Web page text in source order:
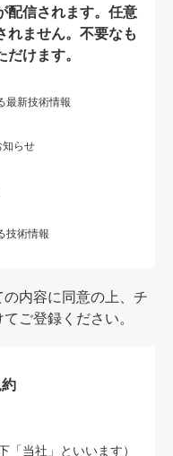
配信されます。任意
れません。不要なも
けます。
最新技術情報
らせ
技術情報
内容に同意の上、チ
ご登録ください。
当社」といいます）